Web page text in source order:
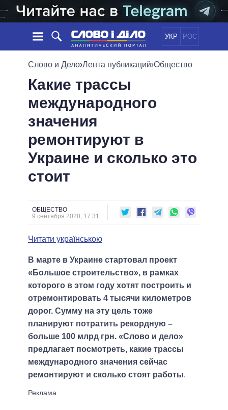
УКР РОС
НОВОСТИ
ЛЕНТА
СОБЫТИЯ
СТАТЬИ
ОБЗОРЫ
ДАЙДЖЕСТЫ
ПОЛИТИКА
ЭКОНОМИКА
ОБЕЩАНИЯ
ПОЛИТИКИ
ПРЕЗИДЕНТ И ОФИС
ВЕРХОВНАЯ РАДА
КАБИНЕТ МИНИСТРОВ
МЭРЫ
ВСЕ ПЕРСОНЫ
ВИДЕО
СРАВНЕНИЕ ПОЛИТИКОВ
Слово и Дело›Лента публикаций›Общество
Какие трассы
международного
значения
ремонтируют в
Украине и сколько это
стоит
ОБЩЕСТВО
9 сентября 2020, 17:31
Читати українською
В марте в Украине стартовал проект
«Большое строительство», в рамках
которого в этом году хотят построить и
отремонтировать 4 тысячи километров
дорог. Сумму на эту цель тоже
планируют потратить рекордную –
больше 100 млрд грн. «Слово и дело»
предлагает посмотреть, какие трассы
международного значения сейчас
ремонтируют и сколько стоят работы.